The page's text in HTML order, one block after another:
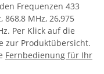
Frequenzen 433
868,8 MHz, 26,975
Per Klick auf die
zur Produktübersicht.
Fernbedienung für Ihr